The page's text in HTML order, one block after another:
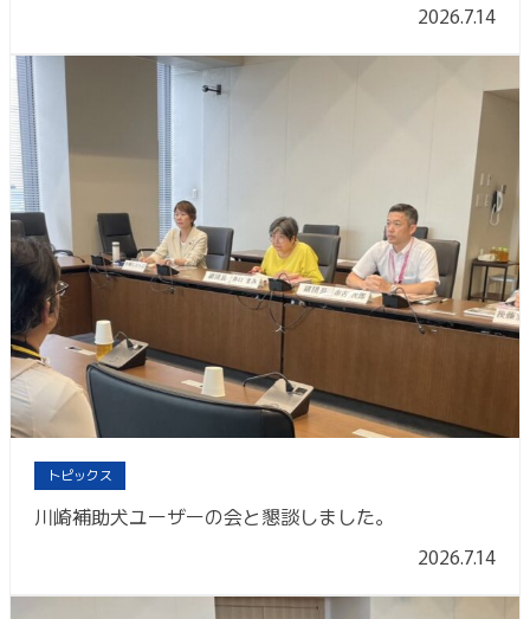
2026.7.14
トピックス
川崎補助犬ユーザーの会と懇談しました。
2026.7.14